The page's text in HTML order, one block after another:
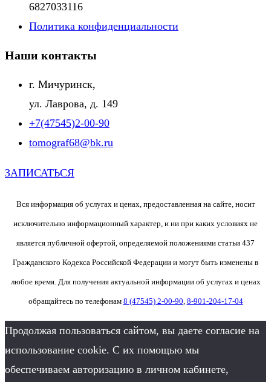
6827033116
Политика конфиденциальности
Наши контакты
г. Мичуринск,
ул. Лаврова, д. 149
+7(47545)2-00-90
tomograf68@bk.ru
ЗАПИСАТЬСЯ
Вся информация об услугах и ценах, предоставленная на сайте, носит
исключительно информационный характер, и ни при каких условиях не
является публичной офертой, определяемой положениями статьи 437
Гражданского Кодекса Российской Федерации и могут быть изменены в
любое время. Для получения актуальной информации об услугах и ценах
обращайтесь по телефонам 8 (47545) 2-00-90, 8-901-204-17-04
Продолжая пользоваться сайтом, вы даете согласие на
использование cookie. С их помощью мы
обеспечиваем авторизацию в личном кабинете,